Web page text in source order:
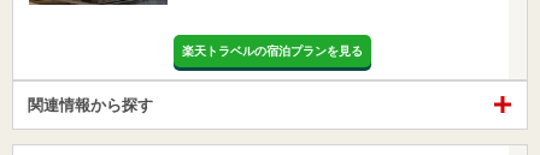
楽天トラベルの宿泊プランを見る
関連情報から探す